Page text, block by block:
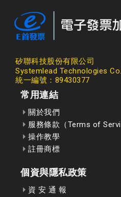
矽聯科技股份有限公司
Systemlead Technologies
統一編號：89430377
常用連結
關於我們
服務條款（Terms of
操作教學
註冊商標
個資與隱私政策
資 安 通 報